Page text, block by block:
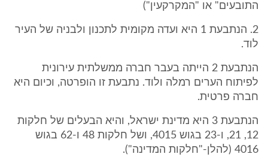
התובעים" או "המקרקעין")
2. הנתבעת 1 היא ועדה מקומית לתכנון ולבניה של העיר
לוד.
הנתבעת 2 הייתה בעבר חברה ממשלתית עירונית
לפיתוח הערים רמלה ולוד. נתבעת זו הופרטה, וכיום היא
חברה פרטית.
הנתבעת 3 היא מדינת ישראל, והיא הבעלים של חלקות
12, 21, ו-23 בגוש 4015, ושל חלקות 48 ו-62 בגוש
4016 (להלן-"חלקות המדינה").